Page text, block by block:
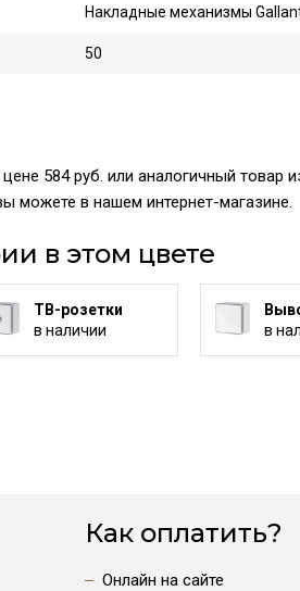
Накладные механизмы
50
584 руб. или аналогичный товар
можете в нашем интернет-магазине.
в этом цвете
ТВ-розетки
в наличии
в
Как оплатить?
Онлайн на сайте